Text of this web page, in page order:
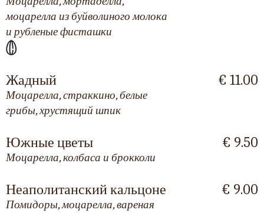
моцарелла из буйволиного молока
и рубленые фисташки
Жадный
Моцарелла, страккино, белые
грибы, хрустящий шпик
€ 11.00
Южные цветы
Моцарелла, колбаса и брокколи
€ 9.50
Неаполитанский кальцоне
Помидоры, моцарелла, вареная
€ 9.00